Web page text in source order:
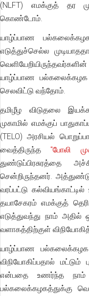
(NLFT) எமக்குத் தர
கொண்டோம்.
யாழ்ப்பாண
எடுத்துச்செல்ல
யாழ்ப்பாண பல்கலைக்கழக
செலவிட்டு வந்தோம்.
தமிழீழ விடுதலை
முகாமில் எமக்குப்
(TELO) அரசியல்
வைத்திருந்த "போலி
துண்டுப்பிரசுரத்தை
சென்றிருந்தனர்.
வரப்பட்டு
தயாசேகரம் எமக்குத்
எடுத்துவந்து நாம்
வளாகத்திற்குள்
யாழ்ப்பாண பல்கலைக்கழக
விநியோகிப்பதால் மட்டும்
என்பதை உணர்ந்த நாம்
பல்கலைக்கழகத்துக்கு